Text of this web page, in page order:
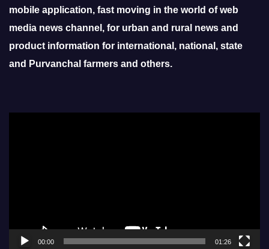
mobile application, fast moving in the world of web
media news channel, for urban and rural news and
product information for international, national, state
and Purvanchal farmers and others.
00:00 01:26